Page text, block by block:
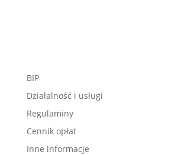
BIP
Działalność i usługi
Regulaminy
Cennik opłat
Inne informacje